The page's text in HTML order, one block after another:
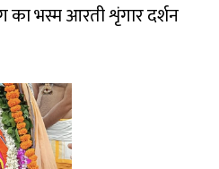
का भस्म आरती शृंगार दर्शन